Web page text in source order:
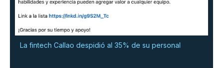
La fintech Callao despidió al 35% de su personal